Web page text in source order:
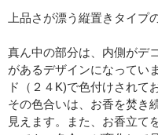
上品さが漂う縦置きタイプ
真ん中の部分は、内側がデ
があるデザインになってい
ド（２４K)で色付けされて
その色合いは、お香を焚き
見えます。また、お香立て